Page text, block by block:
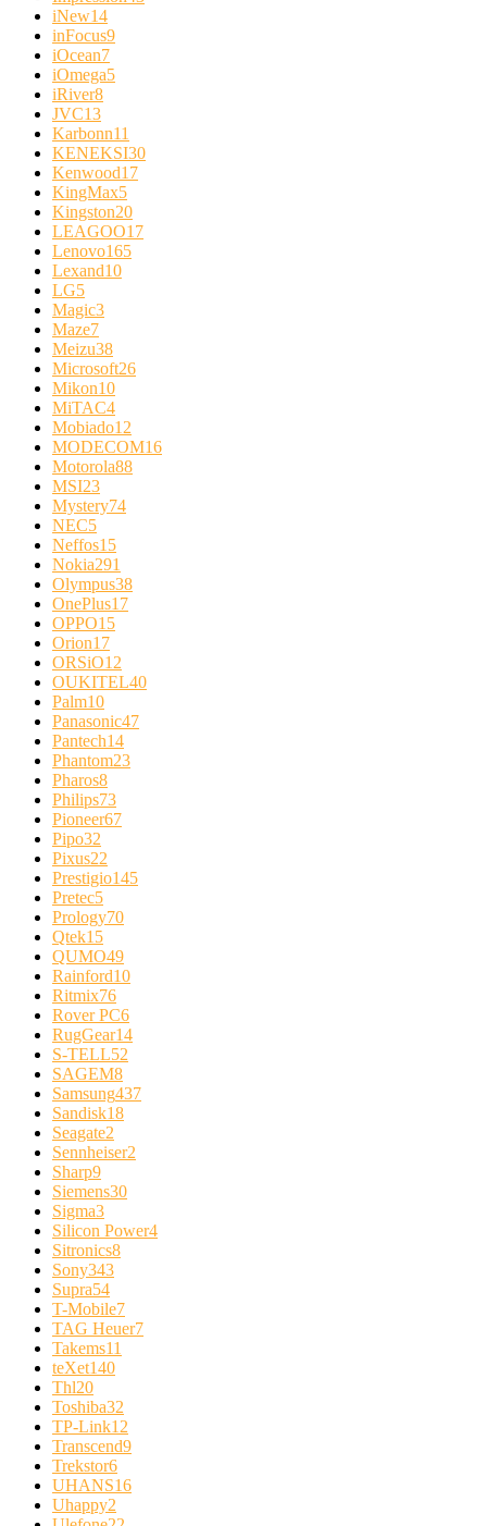
iNew14
inFocus9
iOcean7
iOmega5
iRiver8
JVC13
Karbonn11
KENEKSI30
Kenwood17
KingMax5
Kingston20
LEAGOO17
Lenovo165
Lexand10
LG5
Magic3
Maze7
Meizu38
Microsoft26
Mikon10
MiTAC4
Mobiado12
MODECOM16
Motorola88
MSI23
Mystery74
NEC5
Neffos15
Nokia291
Olympus38
OnePlus17
OPPO15
Orion17
ORSiO12
OUKITEL40
Palm10
Panasonic47
Pantech14
Phantom23
Pharos8
Philips73
Pioneer67
Pipo32
Pixus22
Prestigio145
Pretec5
Prology70
Qtek15
QUMO49
Rainford10
Ritmix76
Rover PC6
RugGear14
S-TELL52
SAGEM8
Samsung437
Sandisk18
Seagate2
Sennheiser2
Sharp9
Siemens30
Sigma3
Silicon Power4
Sitronics8
Sony343
Supra54
T-Mobile7
TAG Heuer7
Takems11
teXet140
Thl20
Toshiba32
TP-Link12
Transcend9
Trekstor6
UHANS16
Uhappy2